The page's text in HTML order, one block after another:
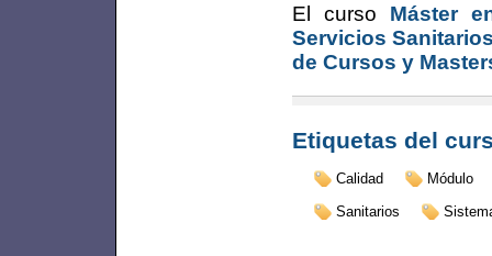
El curso Máster
Servicios
de Cursos y
Etiquetas del
Calidad
Módulo
Sanitarios